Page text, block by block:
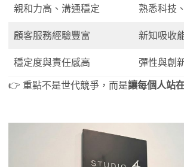
親和力高、溝通穩定 熟悉科技
顧客服務經驗豐富 新知吸收
穩定度與責任感高 彈性與創
👉 重點不是世代競爭，而是讓每個人站